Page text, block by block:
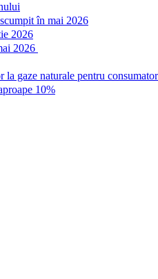
în mai 2026
2026
2026
gaze naturale pentru
10%